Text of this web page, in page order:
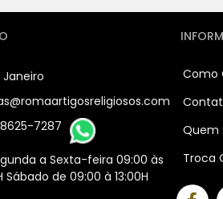
Janeiro
7287
a Sexta-feira 09:00 às
Sábado de 09:00 à 13:00H
Como
Quem
Troca